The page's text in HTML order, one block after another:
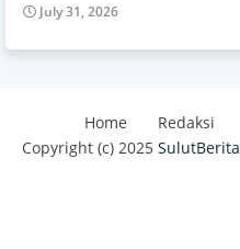
July 31, 2026
Home Redaksi
Copyright (c) 2025 SulutBerita